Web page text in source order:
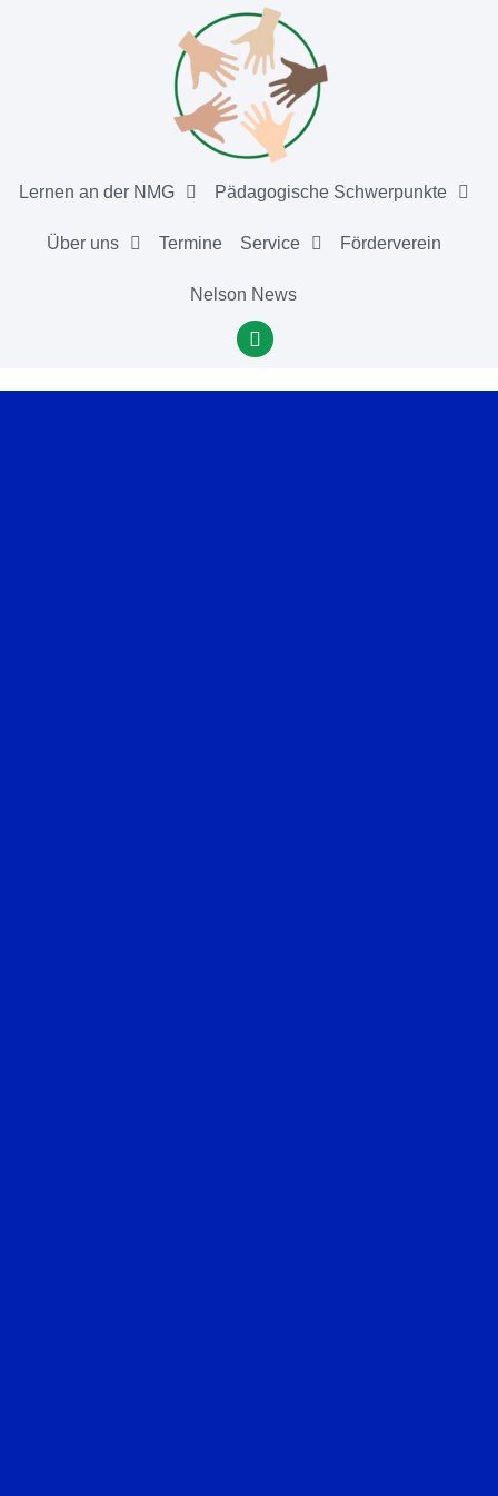
Lernen an der NMG Pädagogische Schwerpunkte
Über uns Termine Service Förderverein
Nelson News